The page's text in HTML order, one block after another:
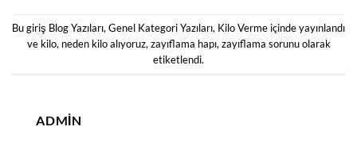
Bu giriş Blog Yazıları, Genel Kategori Yazıları, Kilo Verme içinde yayınlandı
ve kilo, neden kilo alıyoruz, zayıflama hapı, zayıflama sorunuolarak
etiketlendi.
ADMIN